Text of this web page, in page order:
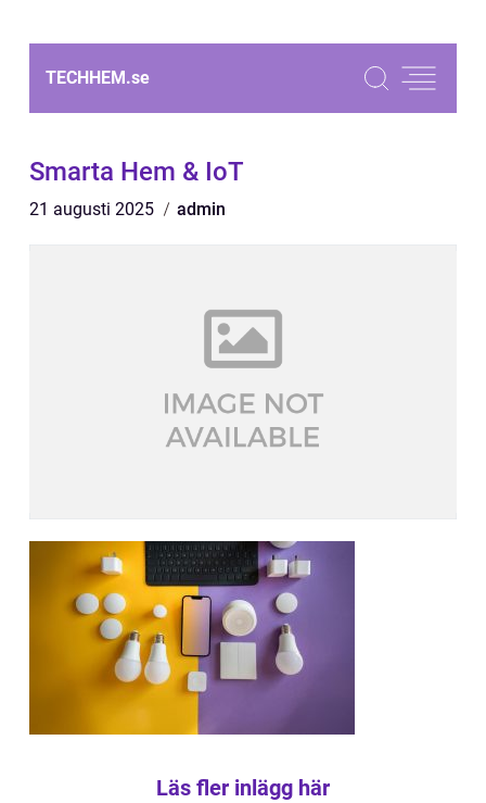
TECHHEM.se
Smarta Hem & IoT
21 augusti 2025 admin
Läs fler inlägg här